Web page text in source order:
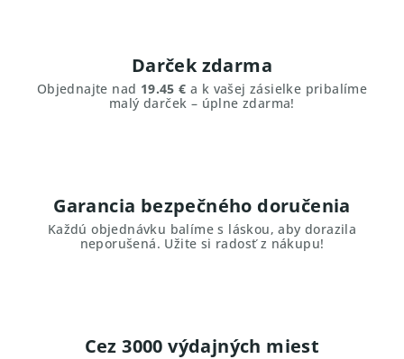
Darček zdarma
Objednajte nad 19.45 € a k vašej zásielke pribalíme
malý darček – úplne zdarma!
Garancia bezpečného doručenia
Každú objednávku balíme s láskou, aby dorazila
neporušená. Užite si radosť z nákupu!
Cez 3000 výdajných miest